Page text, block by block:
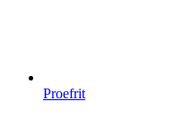
Proefrit